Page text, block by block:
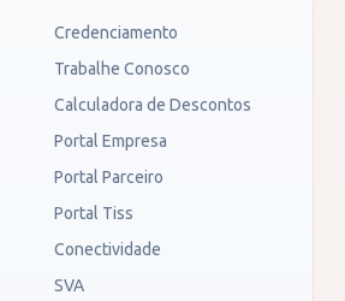
Credenciamento
Trabalhe Conosco
Calculadora de Descontos
Portal Empresa
Portal Parceiro
Portal Tiss
Conectividade
SVA